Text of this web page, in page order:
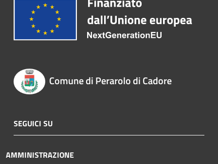
Comune di Perarolo di Cadore
SEGUICI SU
AMMINISTRAZIONE